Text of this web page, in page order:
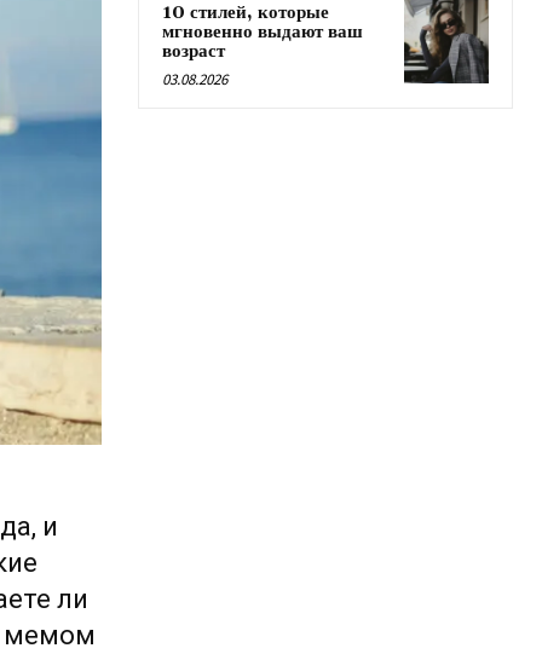
и
ли
мемом
10 стилей, которые
мгновенно выдают ваш
возраст
03.08.2026